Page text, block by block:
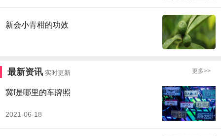
新会小青柑的功效
最新资讯 实时更新 更多>>
冀f是哪里的车牌照
2021-06-18